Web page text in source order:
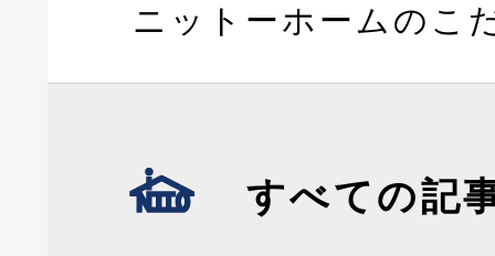
ニットーホームのこ
すべての記